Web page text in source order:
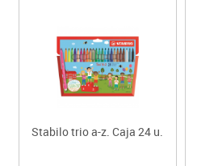
Stabilo trio a-z. Caja 24 u.